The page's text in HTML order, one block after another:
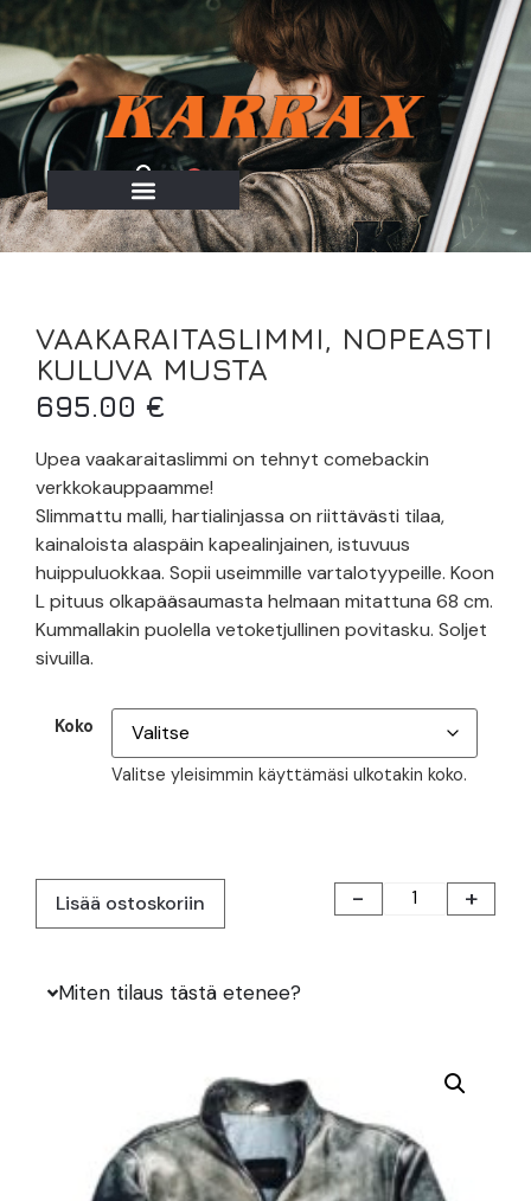
VAAKARAITASLIMMI, NOPEASTI
KULUVA MUSTA
695.00 €
Upea vaakaraitaslimmi on tehnyt comebackin
verkkokauppaamme!
Slimmattu malli, hartialinjassa on riittävästi tilaa,
kainaloista alaspäin kapealinjainen, istuvuus
huippuluokkaa. Sopii useimmille vartalotyypeille. Koon
L pituus olkapääsaumasta helmaan mitattuna 68 cm.
Kummallakin puolella vetoketjullinen povitasku. Soljet
sivuilla.
Koko
Valitse yleisimmin käyttämäsi ulkotakin koko.
- +
Lisää ostoskoriin
Miten tilaus tästä etenee?